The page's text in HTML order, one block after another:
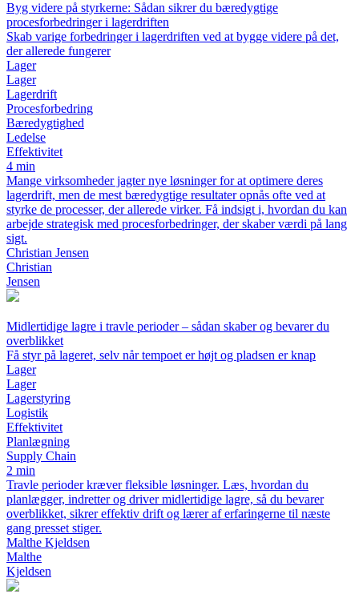
Byg videre på styrkerne: Sådan sikrer du bæredygtige
procesforbedringer i lagerdriften
Skab varige forbedringer i lagerdriften ved at bygge videre på det,
der allerede fungerer
Lager
Lager
Lagerdrift
Procesforbedring
Bæredygtighed
Ledelse
Effektivitet
4 min
Mange virksomheder jagter nye løsninger for at optimere deres
lagerdrift, men de mest bæredygtige resultater opnås ofte ved at
styrke de processer, der allerede virker. Få indsigt i, hvordan du kan
arbejde strategisk med procesforbedringer, der skaber værdi på lang
sigt.
Christian Jensen
Christian
Jensen
Midlertidige lagre i travle perioder – sådan skaber og bevarer du
overblikket
Få styr på lageret, selv når tempoet er højt og pladsen er knap
Lager
Lager
Lagerstyring
Logistik
Effektivitet
Planlægning
Supply Chain
2 min
Travle perioder kræver fleksible løsninger. Læs, hvordan du
planlægger, indretter og driver midlertidige lagre, så du bevarer
overblikket, sikrer effektiv drift og lærer af erfaringerne til næste
gang presset stiger.
Malthe Kjeldsen
Malthe
Kjeldsen